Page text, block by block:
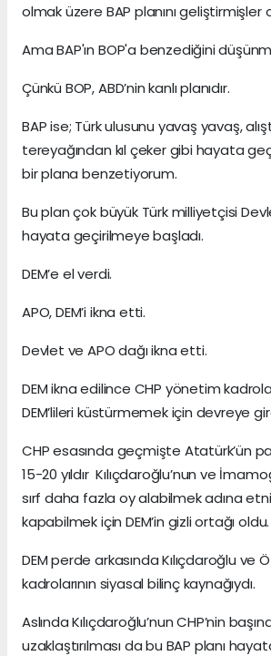
olmak üzere BAP planını geliştirmişler
Ama BAP'ın BOP'a benzediğini
Çünkü BOP, ABD’nin kanlı planıdır.
BAP ise; Türk ulusunu yavaş yavaş,
tereyağından kıl çeker gibi hayata
bir plana benzetiyorum.
Bu plan çok büyük Türk milliyetçisi
hayata geçirilmeye başladı.
DEM’e el verdi.
APO, DEM’i ikna etti.
Devlet ve APO dağı ikna etti.
DEM ikna edilince CHP yönetim
DEM’lileri küstürmemek için devreye
CHP esasında geçmişte Atatürk’ün
15-20 yıldır Kılıçdaroğlu’nun ve
sırf daha fazla oy alabilmek adına
kapabilmek için DEM’in gizli ortağı oldu.
DEM perde arkasında Kılıçdaroğlu ve
kadrolarının siyasal bilinç kaynağıydı.
Aslında Kılıçdaroğlu’nun CHP’nin
uzaklaştırılması da bu BAP planı